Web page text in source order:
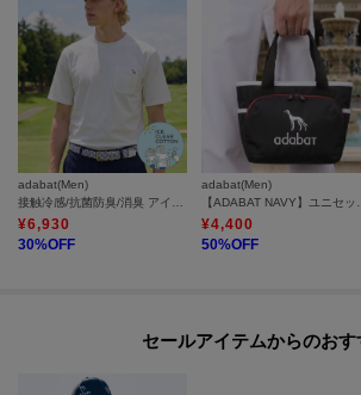
※照明の関係により、実際よりも色味が違って見える
た、パソコン・スマートフォンなどの環境により、
が異なる場合もございます。
adabat(Men)
¥6,930
30%OFF
adabat(Men)
¥4,400
50%OFF
セールアイテムからのおす